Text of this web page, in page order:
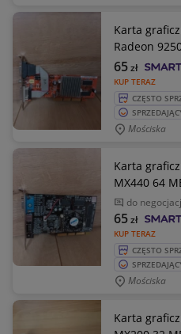
Karta
Radeon
KUP TERAZ
65zł
CZĘSTO
Mościska
Karta
MX440 64
do
KUP TERAZ
65zł
CZĘSTO
Mościska
Karta